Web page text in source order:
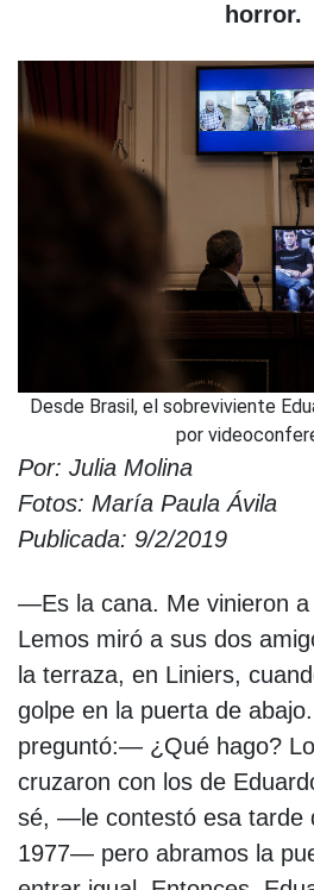
horror.
Desde Brasil, el sobreviviente
por
Por: Julia Molina
Fotos: María Paula Ávila
Publicada: 9/2/2019
—Es la cana. Me vinieron
Lemos miró a sus dos
la terraza, en Liniers,
golpe en la puerta de
preguntó:— ¿Qué hago?
cruzaron con los de
sé, —le contestó esa tarde
1977— pero abramos la